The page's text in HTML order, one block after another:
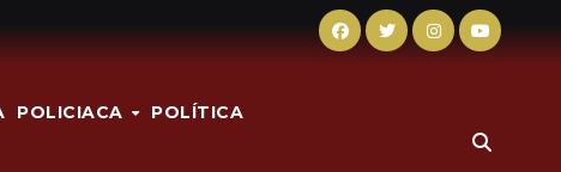
POLICIACA POLÍTICA